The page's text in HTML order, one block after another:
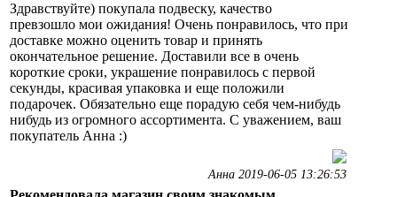
Здравствуйте) покупала подвеску, качество
превзошло мои ожидания! Очень понравилось, что при
доставке можно оценить товар и принять
окончательное решение. Доставили все в очень
короткие сроки, украшение понравилось с первой
секунды, красивая упаковка и еще положили
подарочек. Обязательно еще порадую себя чем-нибудь
нибудь из огромного ассортимента. С уважением, ваш
покупатель Анна :)
Анна 2019-06-05 13:26:53